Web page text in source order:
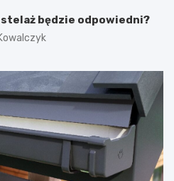
będzie odpowiedni?